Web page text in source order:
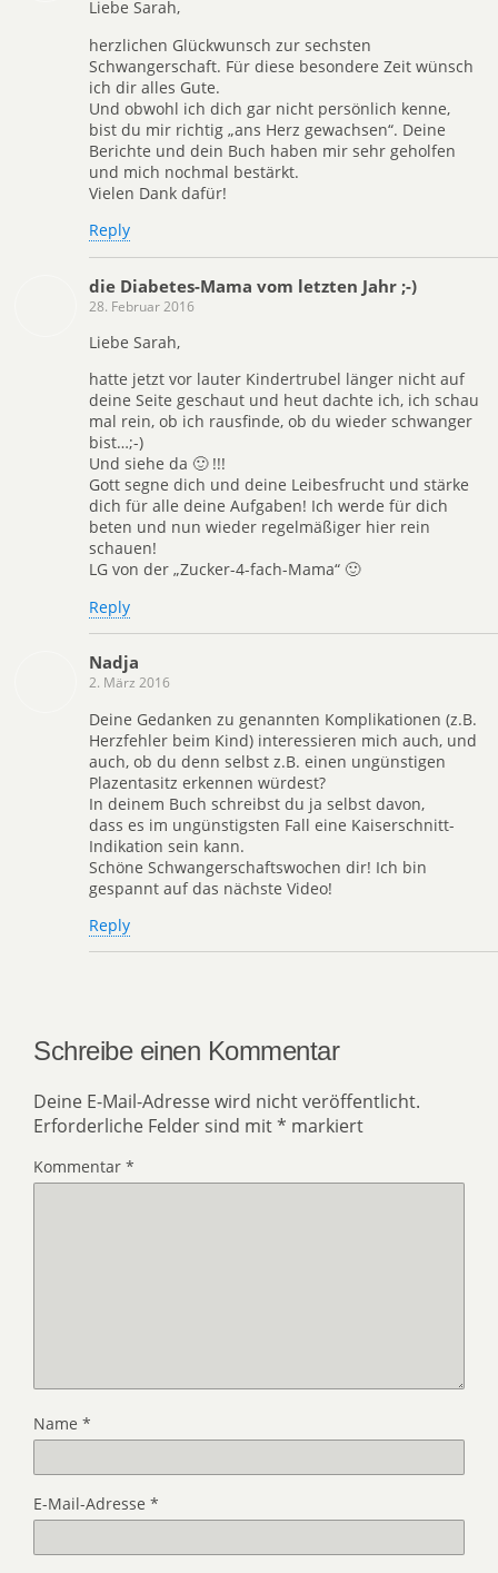
Liebe Sarah,
herzlichen Glückwunsch zur sechsten
Schwangerschaft. Für diese besondere Zeit wünsch
ich dir alles Gute.
Und obwohl ich dich gar nicht persönlich kenne,
bist du mir richtig „ans Herz gewachsen“. Deine
Berichte und dein Buch haben mir sehr geholfen
und mich nochmal bestärkt.
Vielen Dank dafür!
Reply
die Diabetes-Mama vom letzten Jahr ;-)
28. Februar 2016
Liebe Sarah,
hatte jetzt vor lauter Kindertrubel länger nicht auf
deine Seite geschaut und heut dachte ich, ich schau
mal rein, ob ich rausfinde, ob du wieder schwanger
bist…;-)
Und siehe da 🙂 !!!
Gott segne dich und deine Leibesfrucht und stärke
dich für alle deine Aufgaben! Ich werde für dich
beten und nun wieder regelmäßiger hier rein
schauen!
LG von der „Zucker-4-fach-Mama“ 🙂
Reply
Nadja
2. März 2016
Deine Gedanken zu genannten Komplikationen (z.B.
Herzfehler beim Kind) interessieren mich auch, und
auch, ob du denn selbst z.B. einen ungünstigen
Plazentasitz erkennen würdest?
In deinem Buch schreibst du ja selbst davon,
dass es im ungünstigsten Fall eine Kaiserschnitt-
Indikation sein kann.
Schöne Schwangerschaftswochen dir! Ich bin
gespannt auf das nächste Video!
Reply
Schreibe einen Kommentar
Deine E-Mail-Adresse wird nicht veröffentlicht.
Erforderliche Felder sind mit* markiert
Kommentar *
Name *
E-Mail-Adresse *